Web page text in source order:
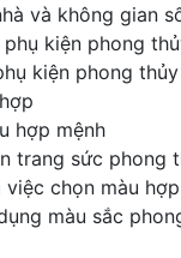
và không gian
kiện phong
kiện phong
hợp mệnh
trang sức phong
chọn màu
màu sắc